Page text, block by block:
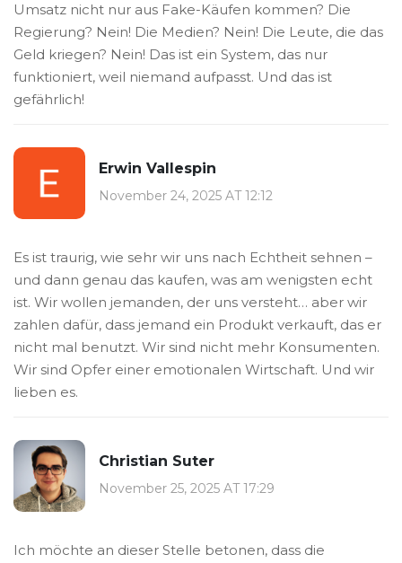
Umsatz nicht nur aus Fake-Käufen kommen? Die
Regierung? Nein! Die Medien? Nein! Die Leute, die das
Geld kriegen? Nein! Das ist ein System, das nur
funktioniert, weil niemand aufpasst. Und das ist
gefährlich!
Erwin Vallespin
November 24, 2025 AT 12:12
Es ist traurig, wie sehr wir uns nach Echtheit sehnen –
und dann genau das kaufen, was am wenigsten echt
ist. Wir wollen jemanden, der uns versteht… aber wir
zahlen dafür, dass jemand ein Produkt verkauft, das er
nicht mal benutzt. Wir sind nicht mehr Konsumenten.
Wir sind Opfer einer emotionalen Wirtschaft. Und wir
lieben es.
Christian Suter
November 25, 2025 AT 17:29
Ich möchte an dieser Stelle betonen, dass die